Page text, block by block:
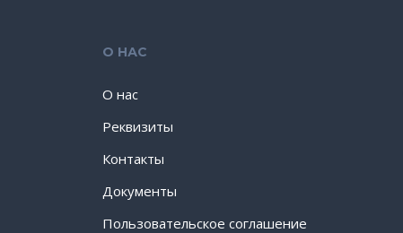
О НАС
О нас
Реквизиты
Контакты
Документы
Пользовательское соглашение